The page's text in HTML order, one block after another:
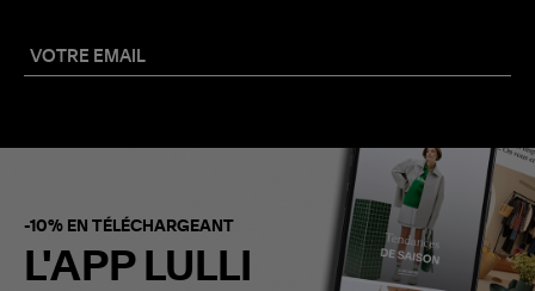
-10% EN TÉLÉCHARGEANT
L'APP LULLI